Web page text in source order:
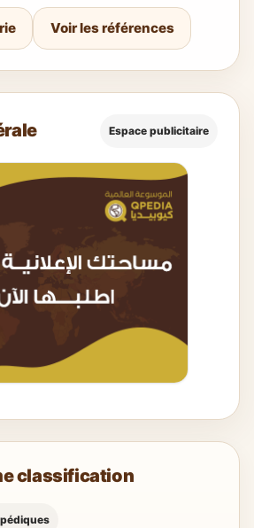
Voir les références
Espace publicitaire
classification